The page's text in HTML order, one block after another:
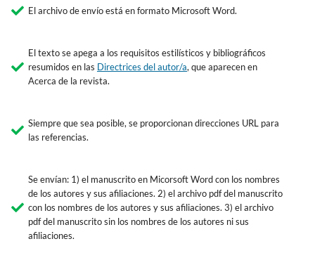
El archivo de envío está en formato Microsoft Word.
El texto se apega a los requisitos estilísticos y bibliográficos
resumidos en las Directrices del autor/a, que aparecen en
Acerca de la revista.
Siempre que sea posible, se proporcionan direcciones URL para
las referencias.
Se envían: 1) el manuscrito en Micorsoft Word con los nombres
de los autores y sus afiliaciones. 2) el archivo pdf del manuscrito
con los nombres de los autores y sus afiliaciones. 3) el archivo
pdf del manuscrito sin los nombres de los autores ni sus
afiliaciones.